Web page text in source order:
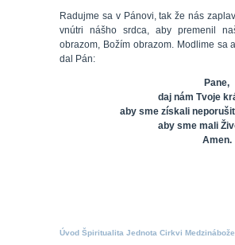
Radujme sa v Pánovi, tak že nás
vnútri nášho srdca, aby premenil
obrazom, Božím obrazom. Modlime sa
dal Pán:
Pane,
daj nám Tvoje
aby sme získali
aby sme mali
Amen.
Úvod Špiritualita Jednota Cirkvi